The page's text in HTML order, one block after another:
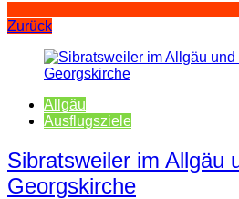
Zurück
Allgäu
Ausflugsziele
Sibratsweiler im Allgäu
Georgskirche